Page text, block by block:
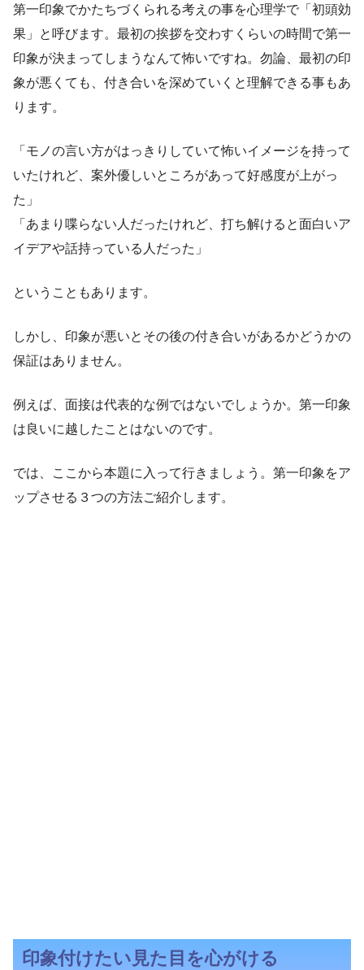
第一印象でかたちづくられる考えの事を心理学で「初頭効
果」と呼びます。最初の挨拶を交わすくらいの時間で第一
印象が決まってしまうなんて怖いですね。勿論、最初の印
象が悪くても、付き合いを深めていくと理解できる事もあ
ります。
「モノの言い方がはっきりしていて怖いイメージを持って
いたけれど、案外優しいところがあって好感度が上がっ
た」
「あまり喋らない人だったけれど、打ち解けると面白いア
イデアや話持っている人だった」
ということもあります。
しかし、印象が悪いとその後の付き合いがあるかどうかの
保証はありません。
例えば、面接は代表的な例ではないでしょうか。第一印象
は良いに越したことはないのです。
では、ここから本題に入って行きましょう。第一印象をア
ップさせる３つの方法ご紹介します。
印象付けたい見た目を心がける